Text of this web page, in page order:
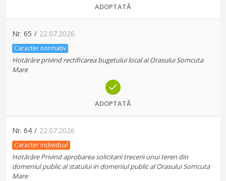
ADOPTATĂ
Nr. 65 / 22.07.2026
Caracter normativ
Hotărâre privind rectificarea bugetului local al Orasului Somcuta
Mare
ADOPTATĂ
Nr. 64 / 22.07.2026
Caracter individual
Hotărâre Privind aprobarea solicitarii trecerii unui teren din
domeniul public al statului in domeniul public al Orasului Somcuta
Mare